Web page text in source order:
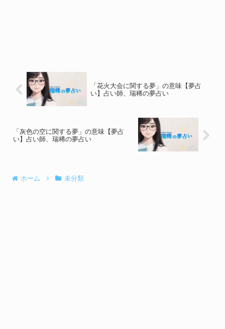
「花火大会に関する夢」の意味【夢占
い】占い師、瑞稀の夢占い
「灰色の空に関する夢」の意味【夢占
い】占い師、瑞稀の夢占い
ホーム 未分類